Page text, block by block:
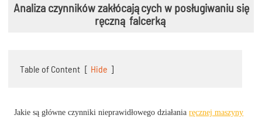
Analiza czynników zakłócających w posługiwaniu się
ręczną falcerką
Table of Content [ Hide ]
Jakie są główne czynniki nieprawidłowego działaniaręcznej maszyny